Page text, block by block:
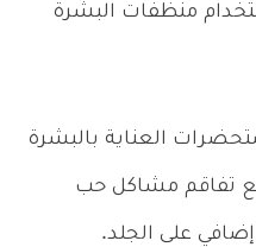
منظفات البشرة
العناية بالبشرة
تفاقم مشاكل حب
على الجلد.